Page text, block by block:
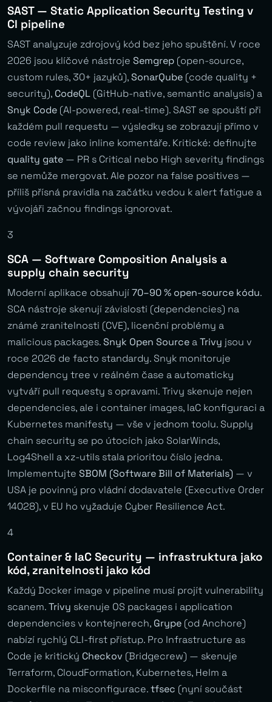
SAST — Static Application Security Testing v
CI pipeline
SAST analyzuje zdrojový kód bez jeho spuštění. V roce
2026 jsou klíčové nástroje Semgrep (open-source,
custom rules, 30+ jazyků),SonarQube (code quality +
security), CodeQL (GitHub-native, semantic analysis) a
Snyk Code (AI-powered, real-time). SAST se spouští při
každém pull requestu — výsledky se zobrazují přímo v
code review jako inline komentáře. Kritické: definujte
quality gate — PR s Critical nebo High severity findings
se nemůže mergovat. Ale pozor na false positives —
příliš přísná pravidla na začátku vedou k alert fatigue a
vývojáři začnou findings ignorovat.
3
SCA — Software Composition Analysis a
supply chain security
Moderní aplikace obsahují70–90 % open-source kódu.
SCA nástroje skenují závislosti (dependencies) na
známé zranitelnosti (CVE), licenční problémy a
malicious packages.Snyk Open Source aTrivy jsou v
roce 2026 de facto standardy. Snyk monitoruje
dependency tree v reálném čase a automaticky
vytváří pull requesty s opravami. Trivy skenuje nejen
dependencies, ale i container images, IaC konfiguraci a
Kubernetes manifesty — vše v jednom toolu. Supply
chain security se po útocích jako SolarWinds,
Log4Shell a xz-utils stala prioritou číslo jedna.
Implementujte SBOM (Software Bill of Materials) — v
USA je povinný pro vládní dodavatele (Executive Order
14028), v EU ho vyžaduje Cyber Resilience Act.
4
Container & IaC Security — infrastruktura jako
kód, zranitelnosti jako kód
Každý Docker image v pipeline musí projít vulnerability
scanem.Trivy skenuje OS packages i application
dependencies v kontejnerech, Grype (od Anchore)
nabízí rychlý CLI-first přístup. Pro Infrastructure as
Code je kritický Checkov (Bridgecrew) — skenuje
Terraform, CloudFormation, Kubernetes, Helm a
Dockerfile na misconfigurace.tfsec (nyní součást